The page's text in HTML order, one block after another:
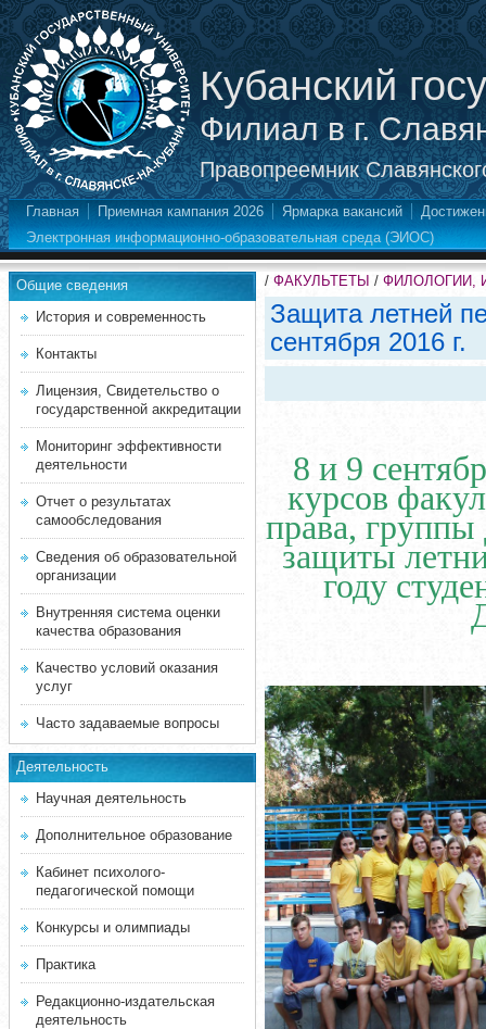
Кубанский
Филиал в г.
Правопреемник
Главная Приемная кампания 2026 Ярмарка вакансий
Электронная информационно-образовательная среда (ЭИОС)
Общие сведения
История и современность
Контакты
Лицензия, Свидетельство о
государственной аккредитации
Мониторинг эффективности
деятельности
Отчет о результатах
самообследования
Сведения об образовательной
организации
Внутренняя система оценки
качества образования
Качество условий оказания
услуг
Часто задаваемые вопросы
Деятельность
Научная деятельность
Дополнительное образование
Кабинет психолого-
педагогической помощи
Конкурсы и олимпиады
Практика
Редакционно-издательская
деятельность
/ ФАКУЛЬТЕТЫ / ФИЛОЛОГИИ,
Защита летней
сентября 2016 г.
8 и 9
курсов
права,
защиты
году